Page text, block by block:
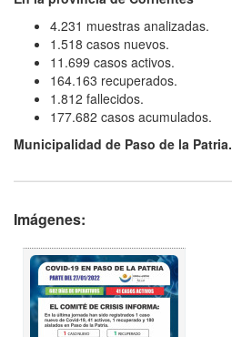
4.231 muestras analizadas.
1.518 casos nuevos.
11.699 casos activos.
164.163 recuperados.
1.812 fallecidos.
177.682 casos acumulados.
Municipalidad de Paso de la Patria.
Imágenes: